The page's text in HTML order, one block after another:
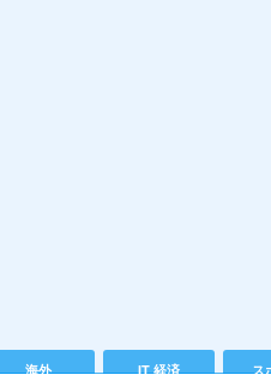
海外 IT 経済 ス